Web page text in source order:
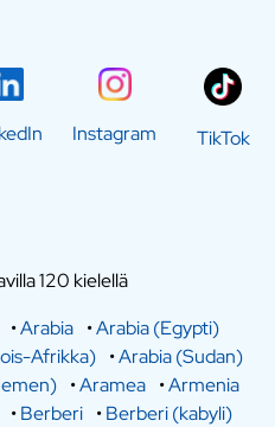
Instagram TikTok
120 kielellä
•Arabia •Arabia (Egypti)
Afrikka) •Arabia (Sudan)
•Aramea •Armenia
•Berberi •Berberi (kabyli)